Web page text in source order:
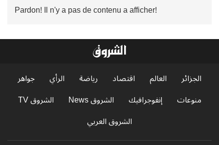
Pardon! Il n'y a pas de contenu a afficher!
الجزائر العالم اقتصاد رياضة الرأي
جواهر
منوعات
إنفوجرافيك الشروق News
الشروق TV
الشروق العربي